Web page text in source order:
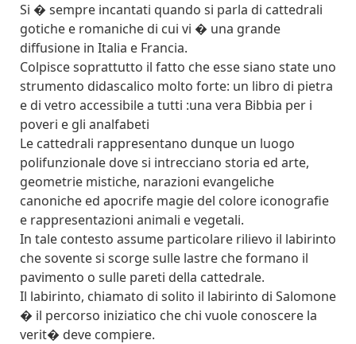
Si � sempre incantati quando si parla di cattedrali
gotiche e romaniche di cui vi � una grande
diffusione in Italia e Francia.
Colpisce soprattutto il fatto che esse siano state uno
strumento didascalico molto forte: un libro di pietra
e di vetro accessibile a tutti :una vera Bibbia per i
poveri e gli analfabeti
Le cattedrali rappresentano dunque un luogo
polifunzionale dove si intrecciano storia ed arte,
geometrie mistiche, narazioni evangeliche
canoniche ed apocrife magie del colore iconografie
e rappresentazioni animali e vegetali.
In tale contesto assume particolare rilievo il labirinto
che sovente si scorge sulle lastre che formano il
pavimento o sulle pareti della cattedrale.
Il labirinto, chiamato di solito il labirinto di Salomone
� il percorso iniziatico che chi vuole conoscere la
verit� deve compiere.